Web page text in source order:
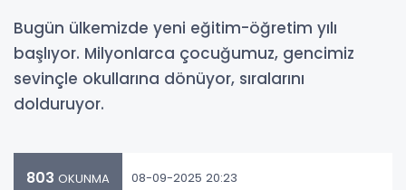
Bugün ülkemizde yeni eğitim-öğretim yılı
başlıyor. Milyonlarca çocuğumuz, gencimiz
sevinçle okullarına dönüyor, sıralarını
dolduruyor.
803 OKUNMA 08-09-2025 20:23